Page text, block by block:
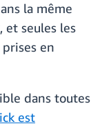
la même
et seules les
en
dans toutes
est